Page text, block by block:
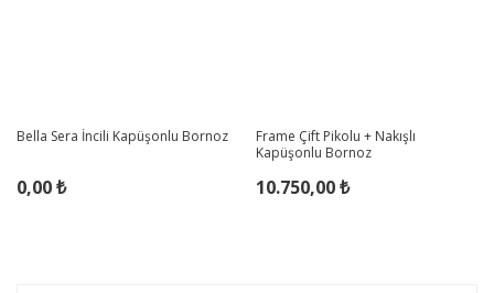
Bella Sera İncili Kapüşonlu Bornoz
0,00 ₺
Frame Çift Pikolu + Nakışlı
Kapüşonlu Bornoz
10.750,00 ₺